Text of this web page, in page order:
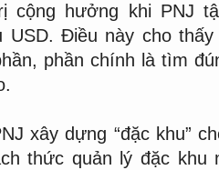
cộng hưởng khi PNJ
USD. Điều này cho
phần chính là tìm
xây dựng “đặc khu”
thức quản lý đặc khu